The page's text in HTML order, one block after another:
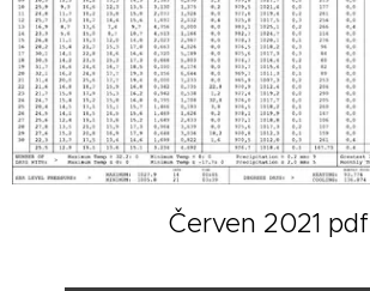
Červen 2021 pdf